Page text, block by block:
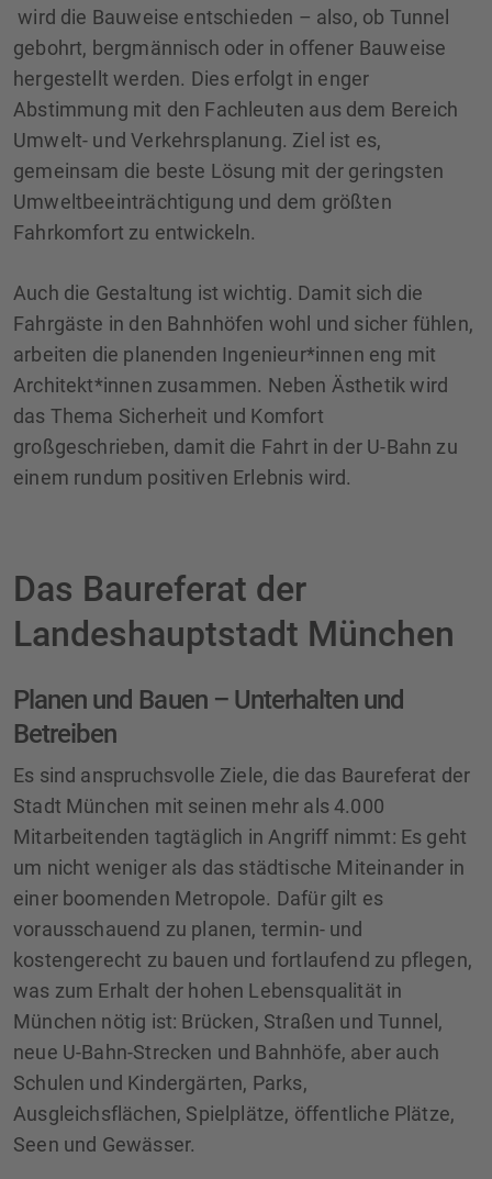
wird die Bauweise entschieden – also, ob Tunnel
gebohrt, bergmännisch oder in offener Bauweise
hergestellt werden. Dies erfolgt in enger
Abstimmung mit den Fachleuten aus dem Bereich
Umwelt- und Verkehrsplanung. Ziel ist es,
gemeinsam die beste Lösung mit der geringsten
Umweltbeeinträchtigung und dem größten
Fahrkomfort zu entwickeln.
Auch die Gestaltung ist wichtig. Damit sich die
Fahrgäste in den Bahnhöfen wohl und sicher fühlen,
arbeiten die planenden Ingenieur*innen eng mit
Architekt*innen zusammen. Neben Ästhetik wird
das Thema Sicherheit und Komfort
großgeschrieben, damit die Fahrt in der U-Bahn zu
einem rundum positiven Erlebnis wird.
Das Baureferat der
Landeshauptstadt München
Planen und Bauen – Unterhalten und
Betreiben
Es sind anspruchsvolle Ziele, die das Baureferat der
Stadt München mit seinen mehr als 4.000
Mitarbeitenden tagtäglich in Angriff nimmt: Es geht
um nicht weniger als das städtische Miteinander in
einer boomenden Metropole. Dafür gilt es
vorausschauend zu planen, termin- und
kostengerecht zu bauen und fortlaufend zu pflegen,
was zum Erhalt der hohen Lebensqualität in
München nötig ist: Brücken, Straßen und Tunnel,
neue U-Bahn-Strecken und Bahnhöfe, aber auch
Schulen und Kindergärten, Parks,
Ausgleichsflächen, Spielplätze, öffentliche Plätze,
Seen und Gewässer.